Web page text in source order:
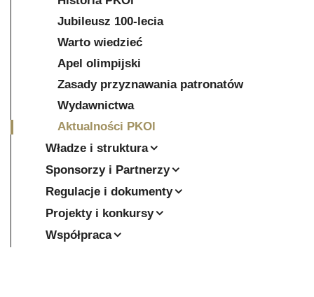
Jubileusz 100-lecia
Warto wiedzieć
Apel olimpijski
Zasady przyznawania patronatów
Wydawnictwa
Aktualności PKOl
Władze i struktura
Sponsorzy i Partnerzy
Regulacje i dokumenty
Projekty i konkursy
Współpraca